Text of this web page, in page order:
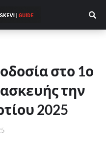
στο 1ο
την
2025